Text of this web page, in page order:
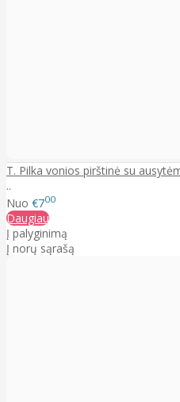
T. Pilka vonios pirštinė su
..
Nuo €700
Daugiau
Į palyginimą
Į norų sąrašą